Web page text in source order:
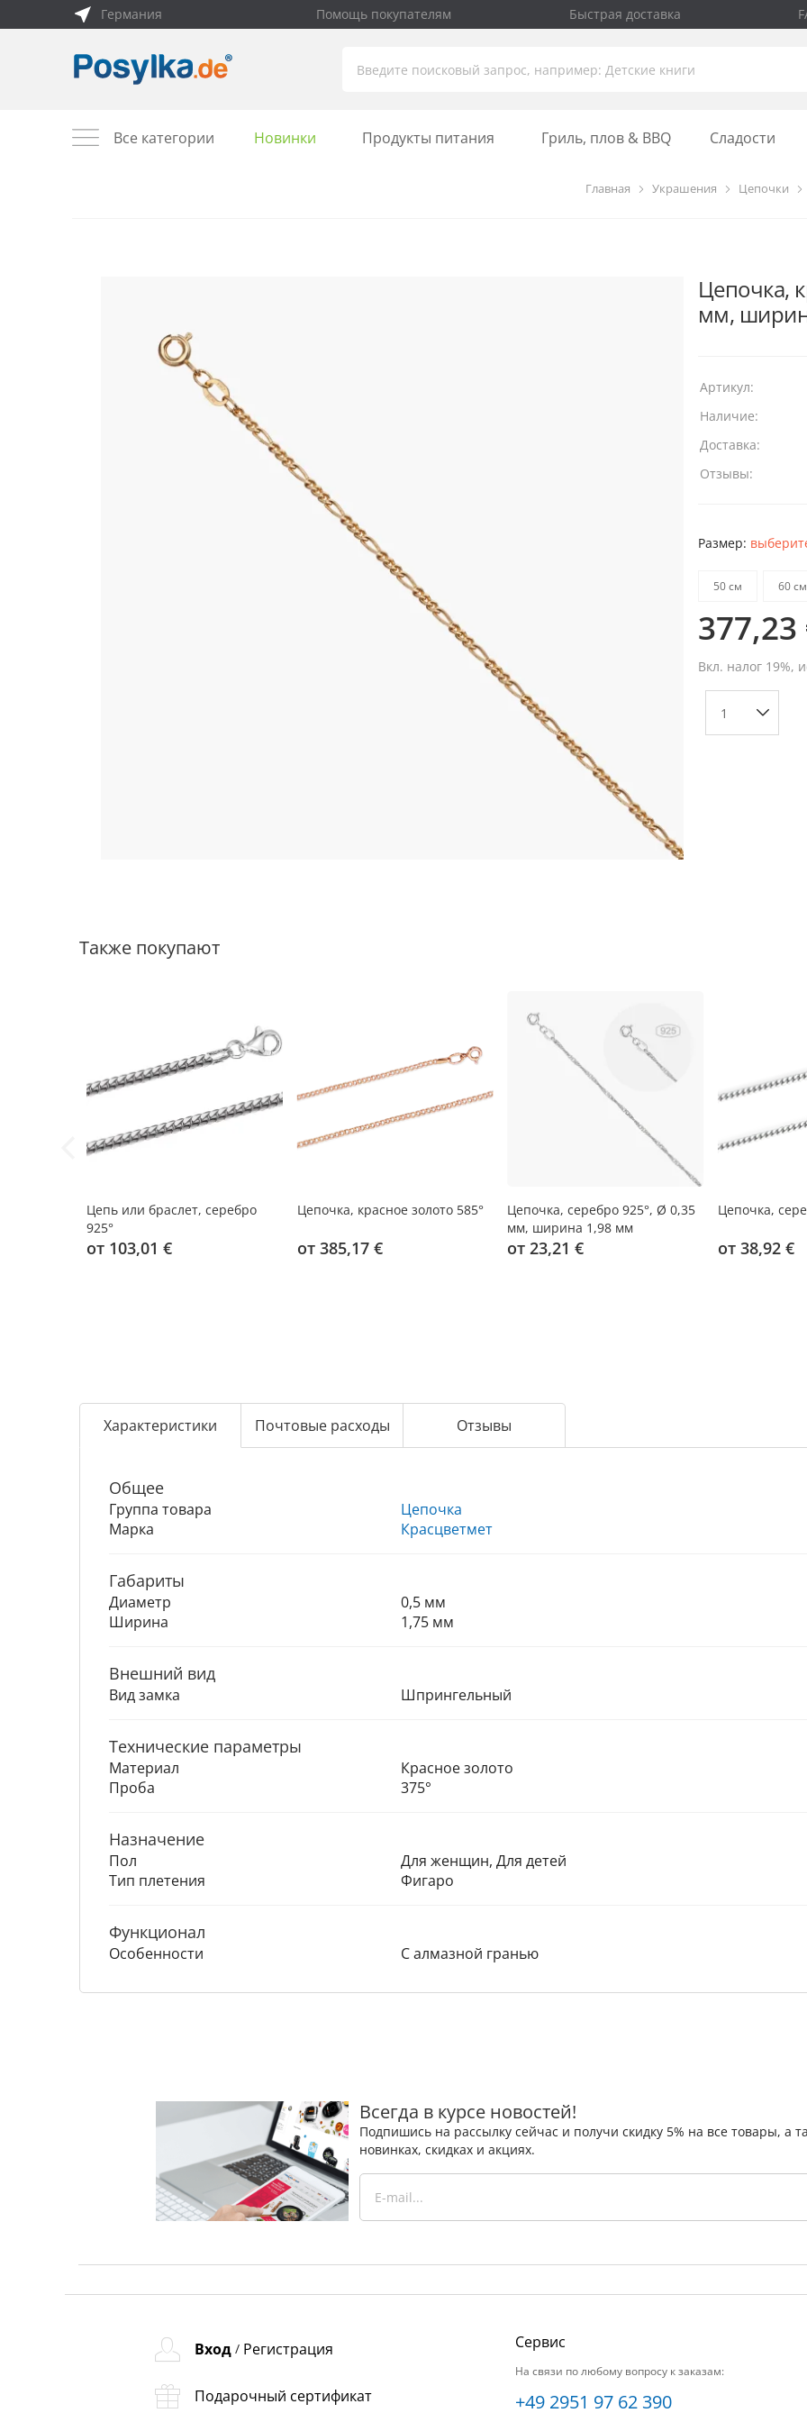
Германия Помощь покупателям Быстрая доставка
Все категории Новинки Продукты питания Гриль, плов & BBQ Сладости
Главная Украшения Цепочки
Цепочка,
мм,
Артикул:
Наличие:
Доставка:
Отзывы:
Размер:
50 см 60 см
377,23
Вкл. налог 19%,
Также покупают
Цепь или браслет, серебро
925°
от 103,01 €
Цепочка, красное золото 585°
от 385,17 €
Цепочка, серебро 925°, Ø 0,35
мм, ширина 1,98 мм
от 23,21 €
Цепочка,
от 38,92 €
Характеристики Почтовые расходы Отзывы
Общее
Группа товара
Цепочка
Марка
Красцветмет
Габариты
Диаметр
0,5 мм
Ширина
1,75 мм
Внешний вид
Вид замка Шпрингельный
Технические параметры
Материал
Красное золото
Проба
375°
Назначение
Пол
Для женщин, Для детей
Тип плетения
Фигаро
Функционал
Особенности С алмазной гранью
Всегда в курсе новостей!
Подпишись на рассылку сейчас и получи скидку 5% на все товары,
новинках, скидках и акциях.
Вход / Регистрация
Подарочный сертификат
Сервис
На связи по любому вопросу к заказам:
+49 2951 97 62 390